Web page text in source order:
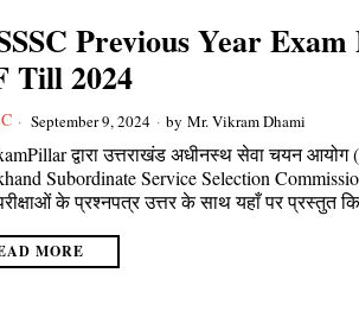
Previous Year Exam
Till 2024
September 9, 2024 by Mr. Vikram Dhami
द्वारा उत्तराखंड अधीनस्थ सेवा चयन
Subordinate Service Selection
के प्रश्नपत्र उत्तर के साथ यहाँ पर प्रस्तुत
MORE